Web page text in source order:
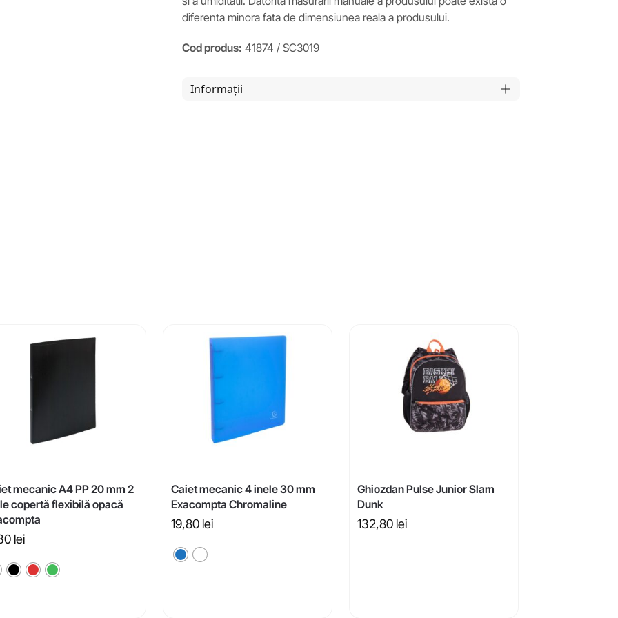
diferenta minora fata de dimensiunea reala a produsului.
Cod produs: 41874 / SC3019
Informații
mecanic A4 PP 20 mm 2
copertă flexibilă opacă
lei
Caiet mecanic 4 inele 30 mm
Exacompta Chromaline
19,80 lei
Ghiozdan Pulse Junior Slam
Dunk
132,80 lei